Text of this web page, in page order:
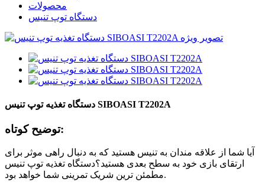
محصولات
دستگاه توپ تنیس
دستگاه تغذیه توپ تنیس SIBOASI T2202A
توضیح کوتاه:
آیا شما از علاقه مندان به تنیس هستید که به دنبال راهی موثر برای
ارتقای بازی خود به سطح بعدی هستید؟دستگاه تغذیه توپ تنیس
مطمئن ترین شریک تمرینی شما خواهد بود.